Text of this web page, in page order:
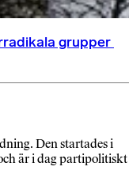
grupper
Den startades i
är i dag partipolitiskt